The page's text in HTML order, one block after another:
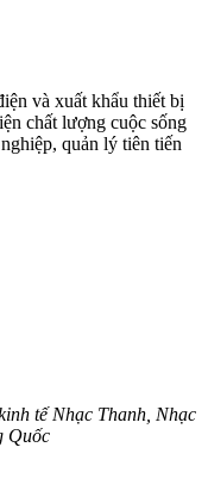
và xuất khẩu thiết bị
chất lượng cuộc sống
quản lý tiên tiến
tế Nhạc Thanh, Nhạc
Quốc